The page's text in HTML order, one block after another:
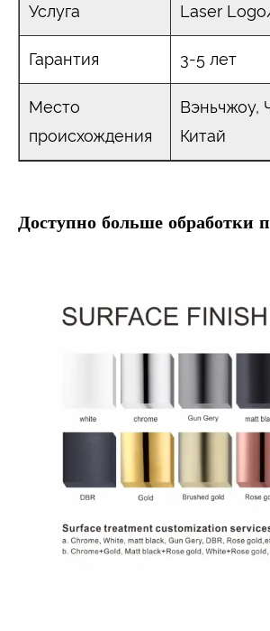
Услуга Laser
Гарантия 3-5 лет
Место
происхождения
Вэньчжоу,
Китай
Доступно больше обработки